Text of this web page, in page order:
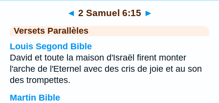
◄ 2 Samuel 6:15 ►
Versets Parallèles
Louis Segond Bible
David et toute la maison d'Israël firent monter
l'arche de l'Eternel avec des cris de joie et au son
des trompettes.
Martin Bible